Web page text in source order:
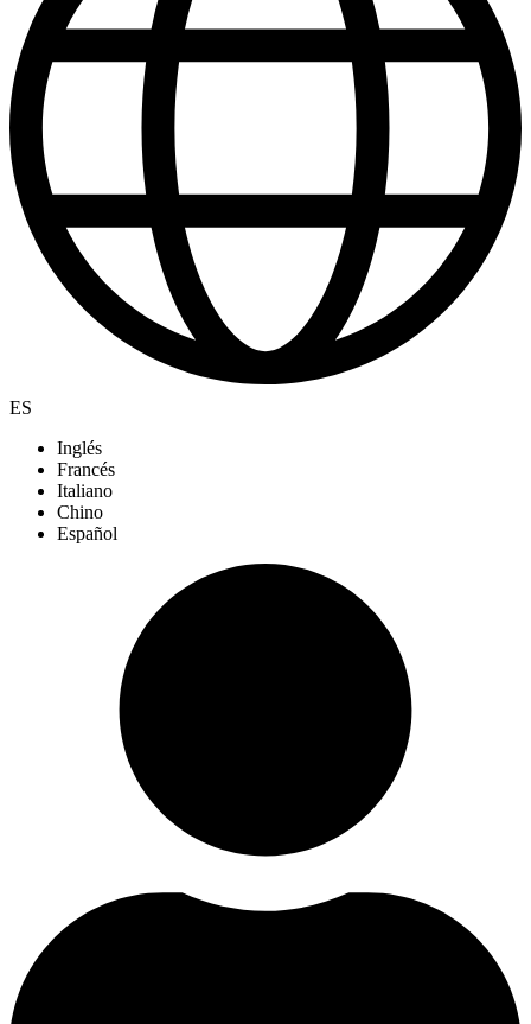
ES
Inglés
Francés
Italiano
Chino
Español